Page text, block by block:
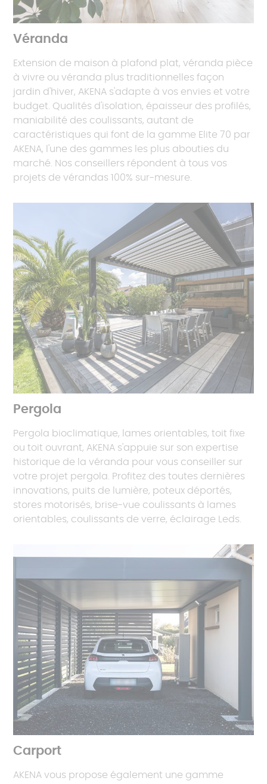
Véranda
Extension de maison à plafond plat, véranda pièce
à vivre ou véranda plus traditionnelles façon
jardin d'hiver, AKENA s'adapte à vos envies et votre
budget. Qualités d'isolation, épaisseur des profilés,
maniabilité des coulissants, autant de
caractéristiques qui font de la gamme Elite 70 par
AKENA, l'une des gammes les plus abouties du
marché. Nos conseillers répondent à tous vos
projets de vérandas 100% sur-mesure.
Pergola
Pergola bioclimatique, lames orientables, toit fixe
ou toit ouvrant, AKENA s'appuie sur son expertise
historique de la véranda pour vous conseiller sur
votre projet pergola. Profitez des toutes dernières
innovations, puits de lumière, poteux déportés,
stores motorisés, brise-vue coulissants à lames
orientables, coulissants de verre, éclairage Leds.
Carport
AKENA vous propose également une gamme